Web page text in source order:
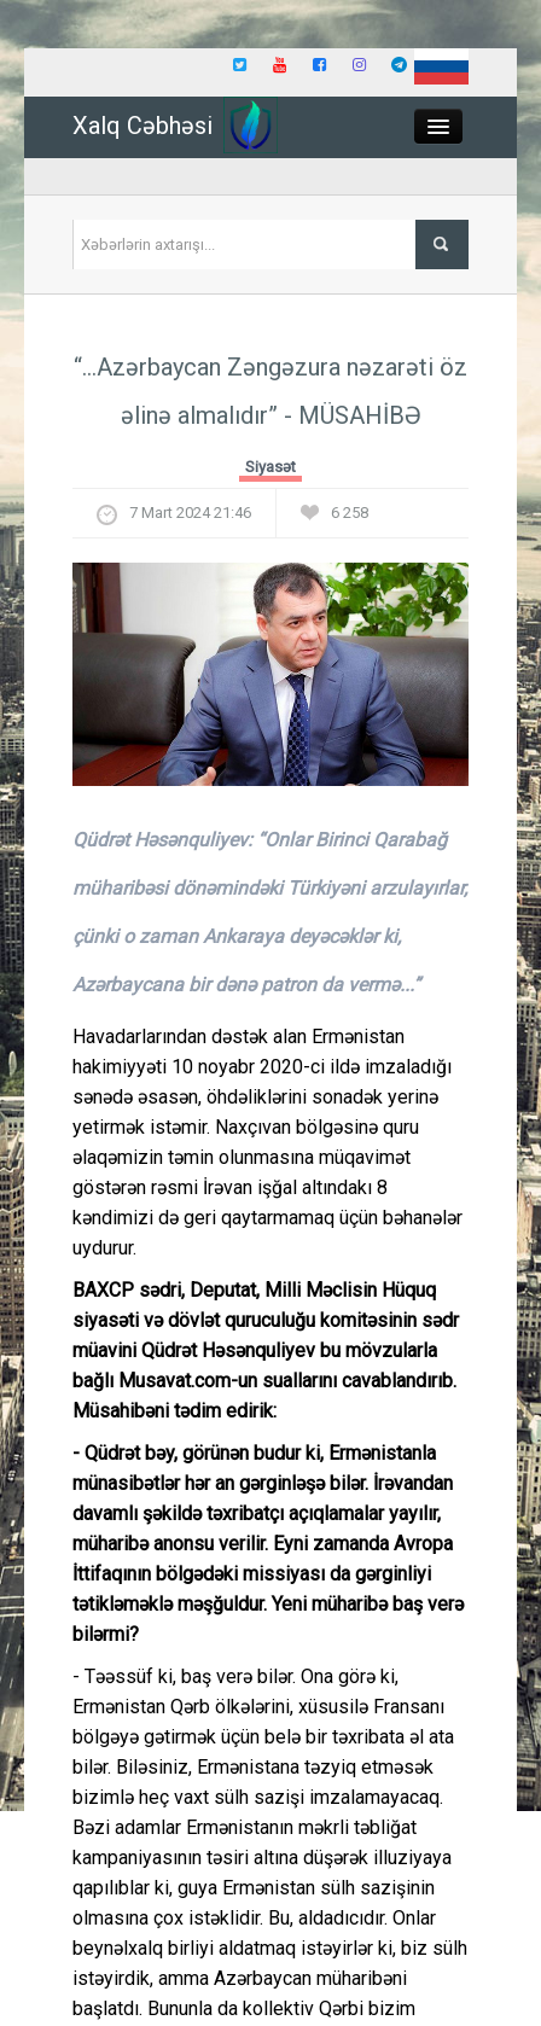
Xalq Cəbhəsi
İqtisadiyyat
Güney Azərbaycan
Mədəniyyət
Müsahibə
İdman
Gündəm
Cəmiyyət
Əlaqə
“...Azərbaycan Zəngəzura nəzarəti öz
əlinə almalıdır” - MÜSAHİBƏ
Siyasət
7 Mart 2024 21:46 6 258
Qüdrət Həsənquliyev: “Onlar Birinci Qarabağ
müharibəsi dönəmindəki Türkiyəni arzulayırlar,
çünki o zaman Ankaraya deyəcəklər ki,
Azərbaycana bir dənə patron da vermə...”
Havadarlarından dəstək alan Ermənistan
hakimiyyəti 10 noyabr 2020-ci ildə imzaladığı
sənədə əsasən, öhdəliklərini sonadək yerinə
yetirmək istəmir. Naxçıvan bölgəsinə quru
əlaqəmizin təmin olunmasına müqavimət
göstərən rəsmi İrəvan işğal altındakı 8
kəndimizi də geri qaytarmamaq üçün bəhanələr
uydurur.
BAXCP sədri, Deputat, Milli Məclisin Hüquq
siyasəti və dövlət quruculuğu komitəsinin sədr
müavini Qüdrət Həsənquliyev bu mövzularla
bağlı Musavat.com-un suallarını cavablandırıb.
Müsahibəni tədim edirik:
- Qüdrət bəy, görünən budur ki, Ermənistanla
münasibətlər hər an gərginləşə bilər. İrəvandan
davamlı şəkildə təxribatçı açıqlamalar yayılır,
müharibə anonsu verilir. Eyni zamanda Avropa
İttifaqının bölgədəki missiyası da gərginliyi
tətikləməklə məşğuldur. Yeni müharibə baş verə
bilərmi?
- Təəssüf ki, baş verə bilər. Ona görə ki,
Ermənistan Qərb ölkələrini, xüsusilə Fransanı
bölgəyə gətirmək üçün belə bir təxribata əl ata
bilər. Biləsiniz, Ermənistana təzyiq etməsək
bizimlə heç vaxt sülh sazişi imzalamayacaq.
Bəzi adamlar Ermənistanın məkrli təbliğat
kampaniyasının təsiri altına düşərək illuziyaya
qapılıblar ki, guya Ermənistan sülh sazişinin
olmasına çox istəklidir. Bu, aldadıcıdır. Onlar
beynəlxalq birliyi aldatmaq istəyirlər ki, biz sülh
istəyirdik, amma Azərbaycan müharibəni
başlatdı. Bununla da kollektiv Qərbi bizim